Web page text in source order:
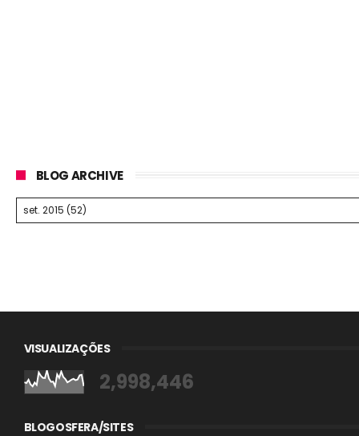
BLOG ARCHIVE
VISUALIZAÇÕES
2,998,446
BLOGOSFERA/SITES